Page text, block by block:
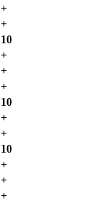
+
+
10
+
+
+
10
+
+
10
+
+
+